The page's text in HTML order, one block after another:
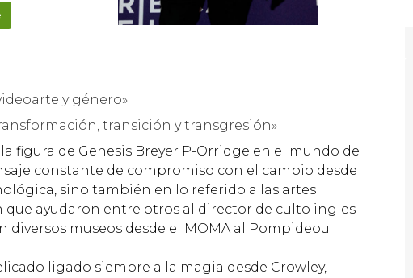
y género»
transición y transgresión»
figura de Genesis Breyer P-Orridge en el mundo de
constante de compromiso con el cambio desde
sino también en lo referido a las artes
que ayudaron entre otros al director de culto ingles
museos desde el MOMA al Pompideou.
ligado siempre a la magia desde Crowley,